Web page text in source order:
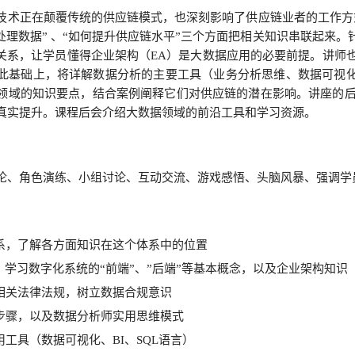
术正在颠覆传统的供应链模式，也深刻影响了供应链业者的工作
理数据” 、“如何提升供应链水平”三个方面把相关知识串联起来
系，让学员懂得企业架构（EA）是大数据应用的必要前提。讲
基础上，将详解数据分析的主要工具（业务分析思维、数据可视
域的知识要点，结合案例阐释它们对供应链的潜在影响。讲座的
实提升。课程后会介绍大数据领域的前沿工具和学习资源。
、角色演练、小组讨论、互动交流、游戏感悟、头脑风暴、强调学
，了解各方面知识在这个体系中的位置
学习数字化系统的“前端”、”后端”等基本概念，以及企业架构知识
关法律法规，树立数据合规意识
骤，以及数据分析师实用思维模式
具（数据可视化、BI、SQL语言）